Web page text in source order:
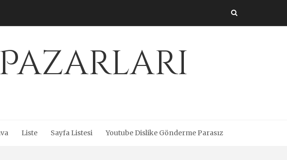
Liste Sayfa Listesi Youtube Dislike Gönderme Parasız